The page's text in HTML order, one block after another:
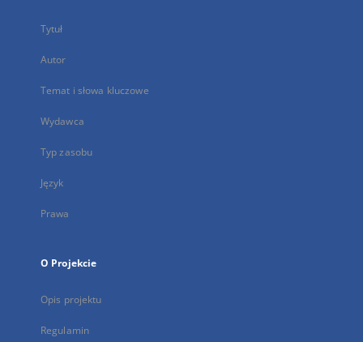
Tytuł
Autor
Temat i słowa kluczowe
Wydawca
Typ zasobu
Język
Prawa
O Projekcie
Opis projektu
Regulamin